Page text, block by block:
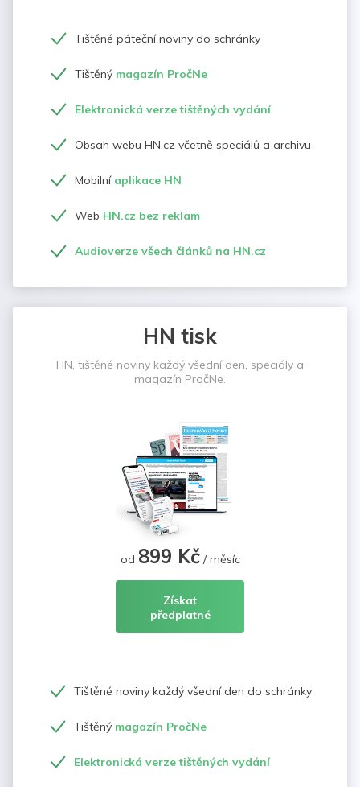
Tištěné páteční noviny do schránky
Tištěný magazín PročNe
Elektronická verze tištěných vydání
Obsah webu HN.cz včetně speciálů a archivu
Mobilní aplikace HN
Web HN.cz bez reklam
Audioverze všech článků na HN.cz
HN tisk
HN, tištěné noviny každý všední den, speciály a
magazín PročNe.
od 899 Kč/ měsíc
Získat
předplatné
Tištěné noviny každý všední den do schránky
Tištěný magazín PročNe
Elektronická verze tištěných vydání